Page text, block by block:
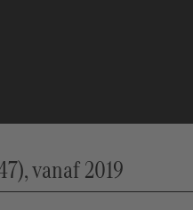
vanaf 2019